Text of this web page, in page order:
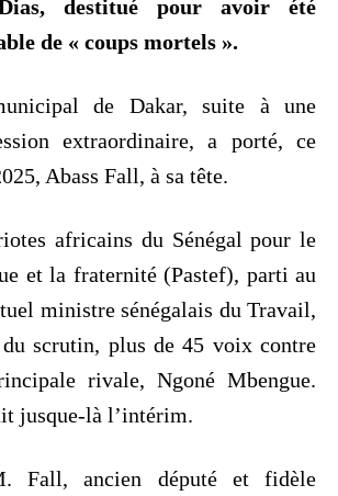
destitué pour avoir été
de « coups mortels ».
de Dakar, suite à une
extraordinaire, a porté, ce
Abass Fall, à sa tête.
africains du Sénégal pour le
et la fraternité (Pastef), parti au
ministre sénégalais du Travail,
scrutin, plus de 45 voix contre
rivale, Ngoné Mbengue.
jusque-là l’intérim.
Fall, ancien député et fidèle